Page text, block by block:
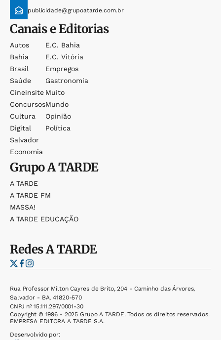
publicidade@grupoatarde.com.br
Canais e Editorias
Autos
Bahia
Brasil
Saúde
Cineinsite
Concursos
Cultura
Digital
Salvador
Economia
E.c. Bahia
E.c. Vitória
Empregos
Gastronomia
Muito
Mundo
Opinião
Política
GrupoA TARDE
A TARDE
A TARDE FM
MASSA!
A TARDE EDUCAÇÃO
RedesA TARDE
Rua Professor Milton Cayres de Brito, 204 - Caminho das Árvores,
Salvador - BA, 41820-570
CNPJ nº 15.111.297/0001-30
Copyright © 1996 - 2025 Grupo A TARDE. Todos os direitos reservados.
EMPRESA EDITORA A TARDE S.A.
Desenvolvido por: